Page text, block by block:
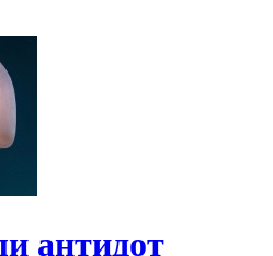
антидот